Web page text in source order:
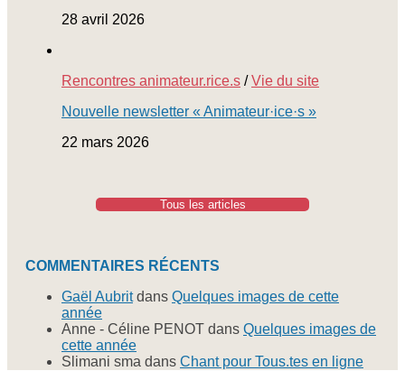
28 avril 2026
Rencontres animateur.rice.s /Vie du site
Nouvelle newsletter « Animateur·ice·s »
22 mars 2026
Tous les articles
COMMENTAIRES RÉCENTS
Gaël Aubritdans Quelques images de cette
année
Anne - Céline PENOT dans Quelques images de
cette année
Slimani sma dans Chant pour Tous.tes en ligne